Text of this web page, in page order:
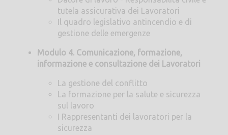
tutela assicurativa dei Lavoratori
Il quadro legislativo antincendio e di
gestione delle emergenze
Modulo 4. Comunicazione, formazione,
informazione e consultazione dei Lavoratori
La gestione del conflitto
La formazione per la salute e sicurezza
sul lavoro
I Rappresentanti dei lavoratori per la
sicurezza